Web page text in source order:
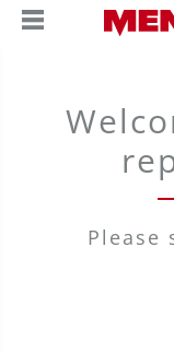
principal
Please